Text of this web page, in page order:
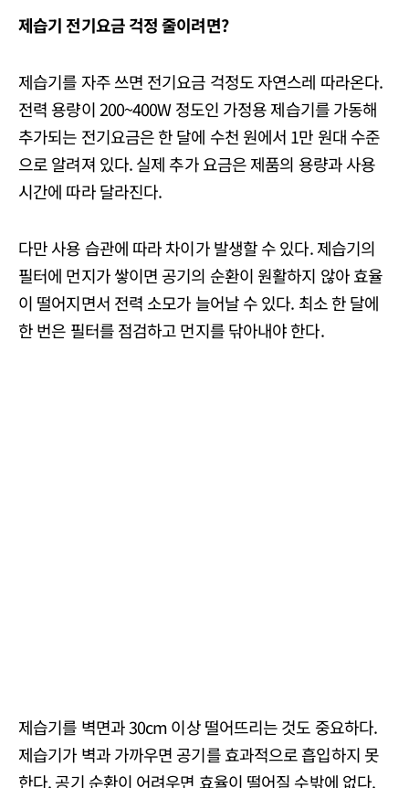
제습기 전기요금 걱정 줄이려면?
제습기를 자주 쓰면 전기요금 걱정도 자연스레 따라온다.
전력 용량이 200~400W 정도인 가정용 제습기를 가동해
추가되는 전기요금은 한 달에 수천 원에서 1만 원대 수준
으로 알려져 있다. 실제 추가 요금은 제품의 용량과 사용
시간에 따라 달라진다.
다만 사용 습관에 따라 차이가 발생할 수 있다. 제습기의
필터에 먼지가 쌓이면 공기의 순환이 원활하지 않아 효율
이 떨어지면서 전력 소모가 늘어날 수 있다. 최소 한 달에
한 번은 필터를 점검하고 먼지를 닦아내야 한다.
제습기를 벽면과 30cm 이상 떨어뜨리는 것도 중요하다.
제습기가 벽과 가까우면 공기를 효과적으로 흡입하지 못
한다. 공기 순환이 어려우면 효율이 떨어질 수밖에 없다.